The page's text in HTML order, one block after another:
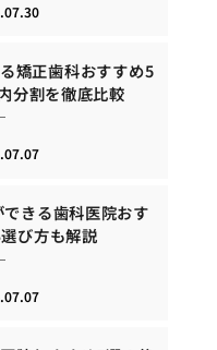
矯正歯科おすすめ5
分割を徹底比較
きる歯科医院おす
び方も解説